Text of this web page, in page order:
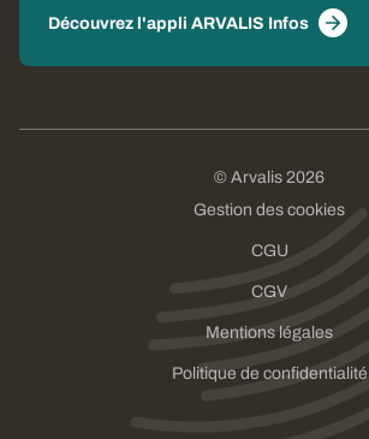
Découvrez l'appli ARVALIS Infos
© Arvalis 2026
Gestion des cookies
CGU
CGV
Mentions légales
Politique de confidentialité